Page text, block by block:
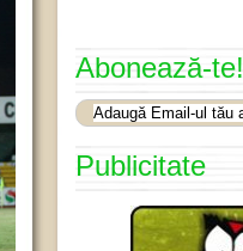
Abonează-te!
Publicitate